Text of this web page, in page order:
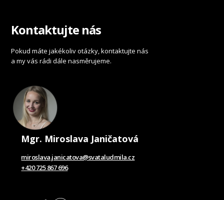
Kontaktujte nás
Pokud máte jakékoliv otázky, kontaktujte nás
a my vás rádi dále nasměrujeme.
Mgr. Miroslava Janičatová
miroslava.janicatova@svataludmila.cz
+420 725 867 696